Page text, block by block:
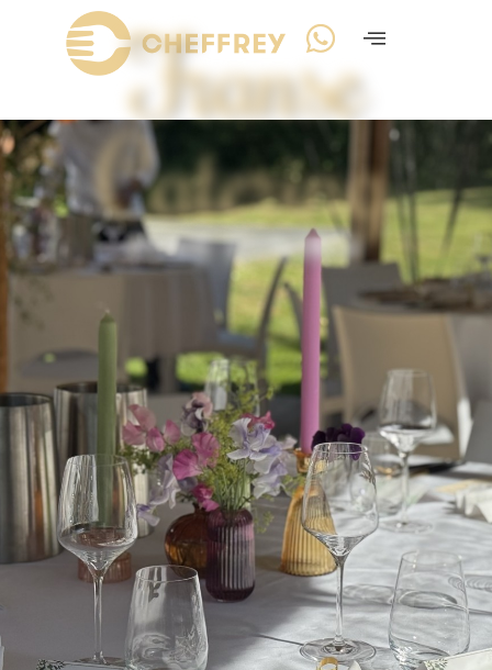
Franse
Catering
FINE DINING